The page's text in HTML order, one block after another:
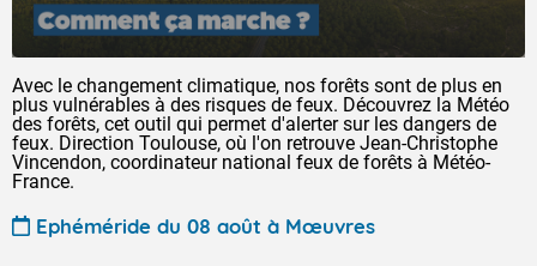
Avec le changement climatique, nos forêts sont de plus en
plus vulnérables à des risques de feux. Découvrez la Météo
des forêts, cet outil qui permet d'alerter sur les dangers de
feux. Direction Toulouse, où l'on retrouve Jean-Christophe
Vincendon, coordinateur national feux de forêts à Météo-
France.
Ephéméride du 08 août à Mœuvres